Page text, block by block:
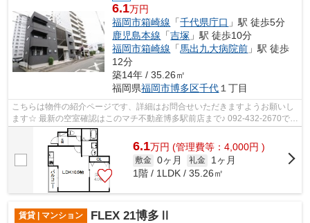
6.1万円
福岡市箱崎線 「千代県庁口 」駅 徒歩5分
鹿児島本線 「吉塚 」駅 徒歩10分
福岡市箱崎線 「馬出九大病院前 」駅 徒歩
12分
築14年 / 35.26㎡
福岡県福岡市博多区千代 １丁目
こちらは物件の紹介ページです、詳細はお問合せいただきますようお願いし
ます☆ 最新の空室確認はこのマチ不動産博多駅前店まで♪ 092-432-2670で
す！迅速に対応致します！！！！！♪
6.1万円 (管理費等：4,000円 )
敷金 0ヶ月 礼金
1ヶ月
1階 / 1LDK / 35.26㎡
賃貸 | マンション FLEX 21博多Ⅱ